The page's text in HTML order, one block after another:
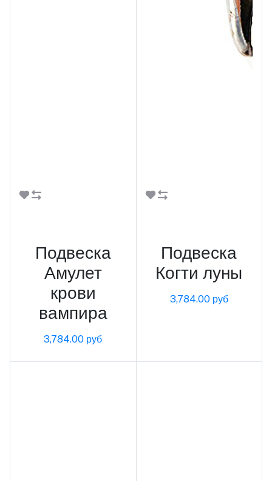
Подвеска
Амулет
крови
вампира
3,784.00 руб
Подвеска
Когти луны
3,784.00 руб